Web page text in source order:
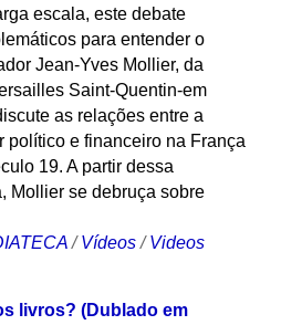
escala, este debate
para entender o
Jean-Yves Mollier, da
Saint-Quentin-em
as relações entre a
político e financeiro na França
19. A partir dessa
Mollier se debruça sobre
/Vídeos /Videos
livros? (Dublado em